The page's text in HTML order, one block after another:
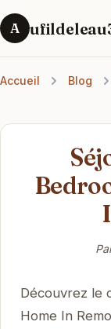
A
Accueil Blog
Découvrez le
Home In